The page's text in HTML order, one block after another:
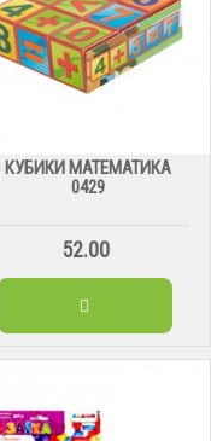
КУБИКИ МАТЕМАТИКА
0429
52.00